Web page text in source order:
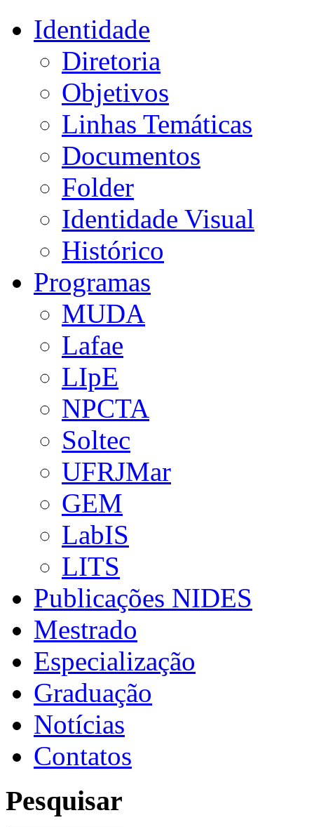
Identidade
Diretoria
Objetivos
Linhas Temáticas
Documentos
Folder
Identidade Visual
Histórico
Programas
MUDA
Lafae
LIpE
NPCTA
Soltec
UFRJMar
GEM
LabIS
LITS
Publicações NIDES
Mestrado
Especialização
Graduação
Notícias
Contatos
Pesquisar